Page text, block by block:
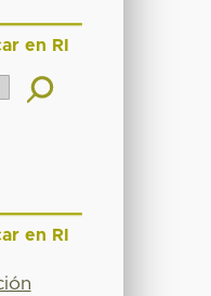
en RI
en RI